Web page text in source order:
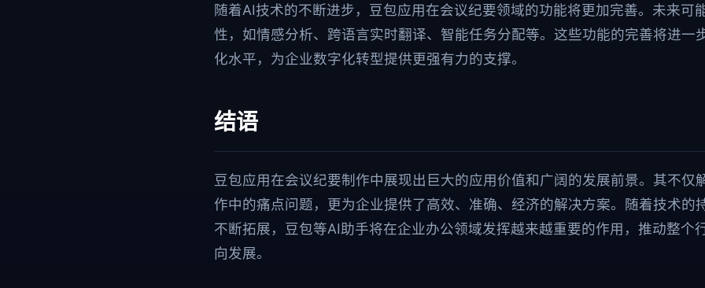
随着AI技术的不断进步，豆包应用在会议纪要领域的功能将更加完善。未来可
性，如情感分析、跨语言实时翻译、智能任务分配等。这些功能的完善将进一
化水平，为企业数字化转型提供更强有力的支撑。
结语
豆包应用在会议纪要制作中展现出巨大的应用价值和广阔的发展前景。其不仅
作中的痛点问题，更为企业提供了高效、准确、经济的解决方案。随着技术的
不断拓展，豆包等AI助手将在企业办公领域发挥越来越重要的作用，推动整个
向发展。